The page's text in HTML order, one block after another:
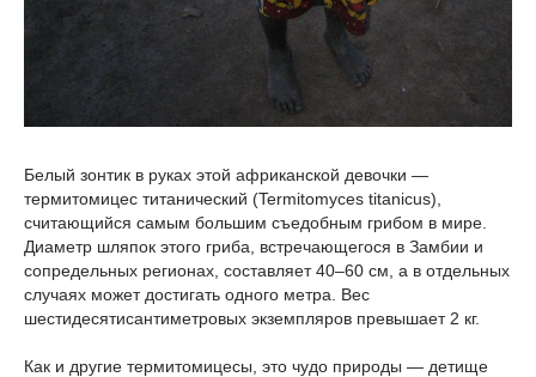
Белый зонтик в руках этой африканской девочки —
термитомицес титанический (Termitomyces titanicus),
считающийся самым большим съедобным грибом в мире.
Диаметр шляпок этого гриба, встречающегося в Замбии и
сопредельных регионах, составляет 40–60 см, а в отдельных
случаях может достигать одного метра. Вес
шестидесятисантиметровых экземпляров превышает 2 кг.
Как и другие термитомицесы, это чудо природы — детище